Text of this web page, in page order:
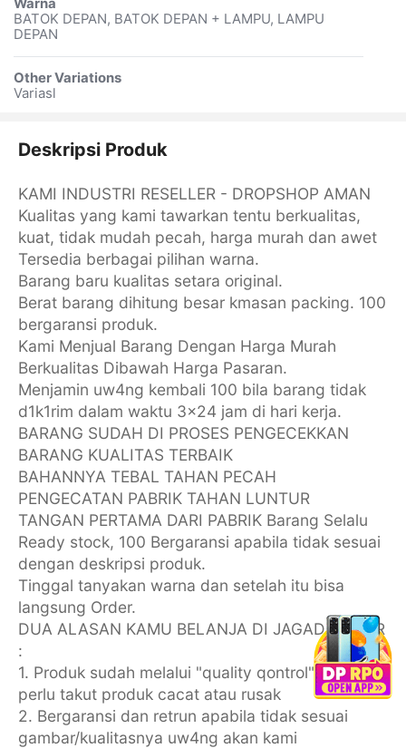
Warna
BATOK DEPAN, BATOK DEPAN + LAMPU, LAMPU
DEPAN
Other Variations
Variasl
Deskripsi Produk
KAMI INDUSTRI RESELLER - DROPSHOP AMAN
Kualitas yang kami tawarkan tentu berkualitas,
kuat, tidak mudah pecah, harga murah dan awet
Tersedia berbagai pilihan warna.
Barang baru kualitas setara original.
Berat barang dihitung besar kmasan packing. 100
bergaransi produk.
Kami Menjual Barang Dengan Harga Murah
Berkualitas Dibawah Harga Pasaran.
Menjamin uw4ng kembali 100 bila barang tidak
d1k1rim dalam waktu 3x24 jam di hari kerja.
BARANG SUDAH DI PROSES PENGECEKKAN
BARANG KUALITAS TERBAIK
BAHANNYA TEBAL TAHAN PECAH
PENGECATAN PABRIK TAHAN LUNTUR
TANGAN PERTAMA DARI PABRIK Barang Selalu
Ready stock, 100 Bergaransi apabila tidak sesuai
dengan deskripsi produk.
Tinggal tanyakan warna dan setelah itu bisa
langsung Order.
DUA ALASAN KAMU BELANJA DI JAGAD MOTOR
:
1. Produk sudah melalui "quality qontrol" jadi tidak
perlu takut produk cacat atau rusak
2. Bergaransi dan retrun apabila tidak sesuai
gambar/kualitasnya uw4ng akan kami